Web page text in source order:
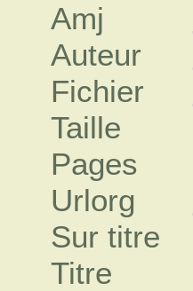
Amj
Auteur
Fichier
Taille
Pages
Urlorg
Sur titre
Titre